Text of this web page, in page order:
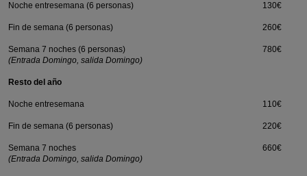
Noche entresemana (6 personas) 130€
Fin de semana (6 personas) 260€
Semana 7 noches (6 personas)
780€
(Entrada Domingo, salida Domingo)
Resto del año
Noche entresemana 110€
Fin de semana (6 personas) 220€
Semana 7 noches
660€
(Entrada Domingo, salida Domingo)